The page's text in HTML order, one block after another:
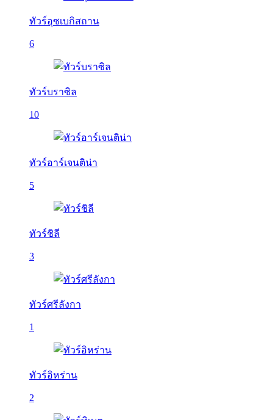
ทัวร์อุซเบกิสถาน
6
ทัวร์บราซิล
10
ทัวร์อาร์เจนติน่า
5
ทัวร์ชิลี
3
ทัวร์ศรีลังกา
1
ทัวร์อิหร่าน
2